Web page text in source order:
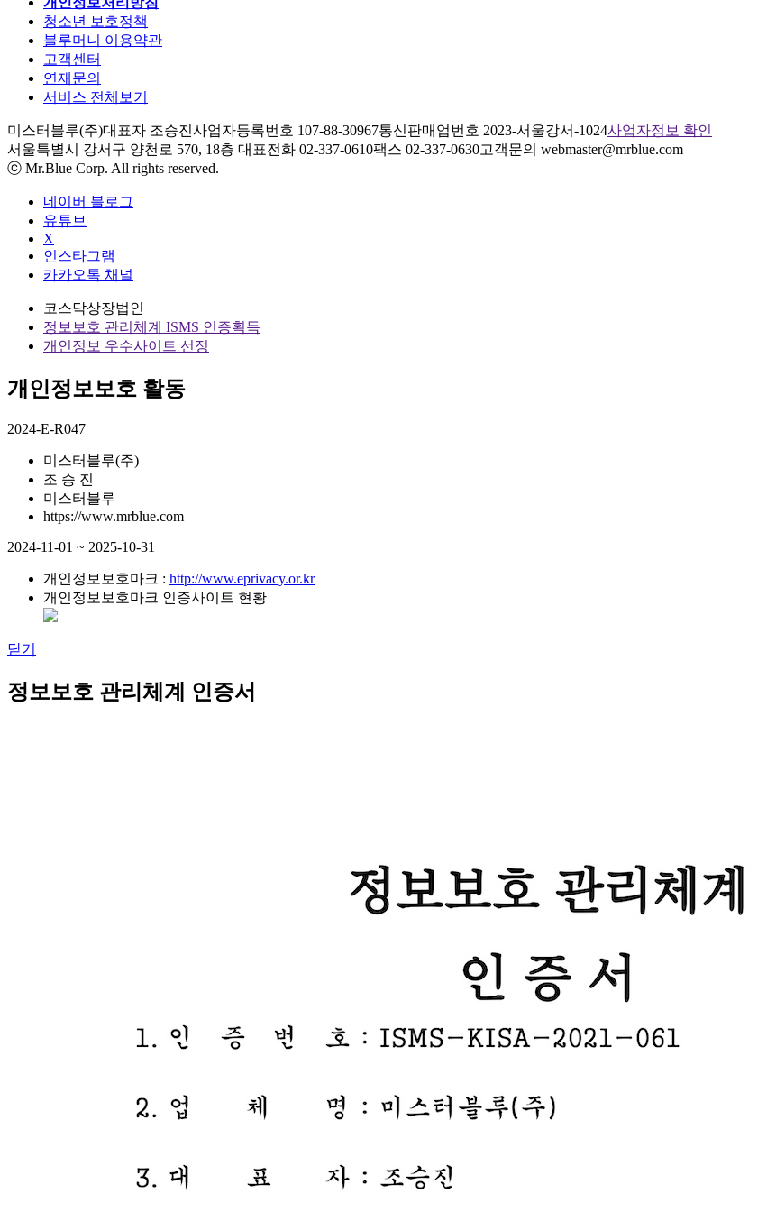
청소년 보호정책
블루머니 이용약관
고객센터
연재문의
서비스 전체보기
미스터블루(주)대표자 조승진사업자등록번호 107-88-30967통신판매업번호 2023-서울강서-1024사업자정보 확인
서울특별시 강서구 양천로 570, 18층 대표전화 02-337-0610팩스 02-337-0630고객문의 webmaster@mrblue.com
ⓒ Mr.Blue Corp. All rights reserved.
네이버 블로그
유튜브
X
인스타그램
카카오톡 채널
코스닥상장법인
정보보호 관리체계 ISMS 인증획득
개인정보 우수사이트 선정
개인정보보호 활동
2024-E-R047
미스터블루(주)
조 승 진
미스터블루
https://www.mrblue.com
2024-11-01 ~ 2025-10-31
개인정보보호마크 : http://www.eprivacy.or.kr
개인정보보호마크 인증사이트 현황
닫기
정보보호 관리체계 인증서